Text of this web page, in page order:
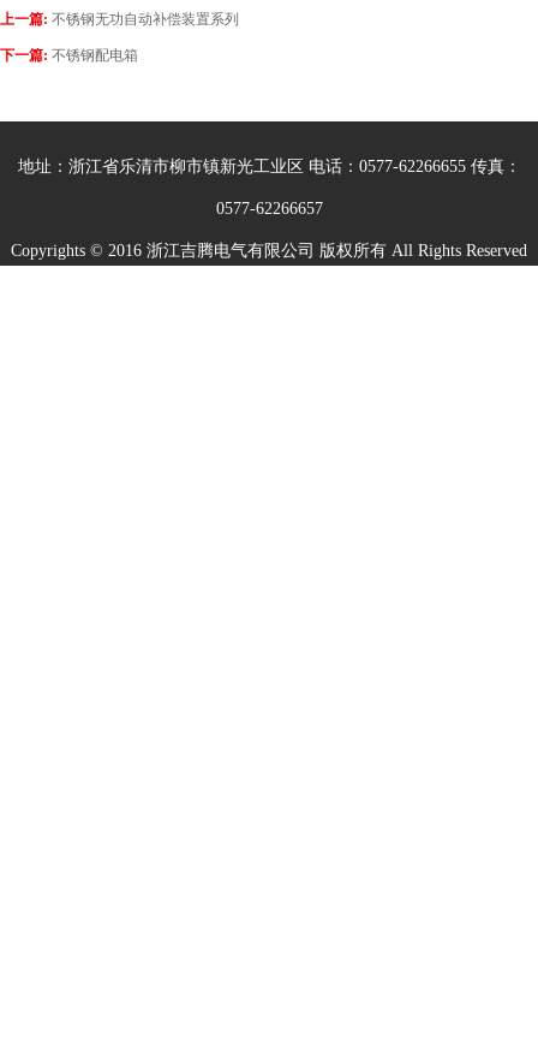
上一篇: 不锈钢无功自动补偿装置系列
下一篇: 不锈钢配电箱
地址：浙江省乐清市柳市镇新光工业区 电话：0577-62266655 传真：
0577-62266657
Copyrights © 2016 浙江吉腾电气有限公司 版权所有 All Rights Reserved